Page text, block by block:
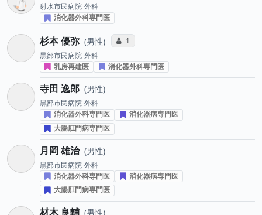
射水市民病院 外科
消化器外科専門医
杉本 優弥 男性 コミュニケーション・タイプ投票数
1
黒部市民病院 外科
乳房再建医
消化器外科専門医
寺田 逸郎 男性
黒部市民病院 外科
消化器外科専門医
消化器病専門医
大腸肛門病専門医
月岡 雄治 男性
黒部市民病院 外科
消化器外科専門医
消化器病専門医
大腸肛門病専門医
材木 良輔 男性